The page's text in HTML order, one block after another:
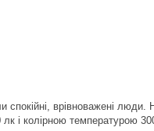
врівноважені люди.
і колірною температурою